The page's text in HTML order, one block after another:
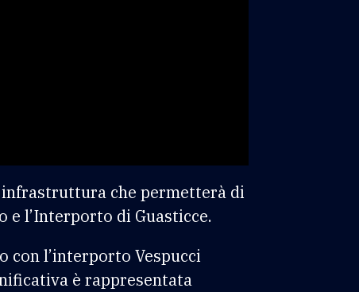
che permetterà di
l’Interporto di Guasticce.
con l’interporto Vespucci
è rappresentata